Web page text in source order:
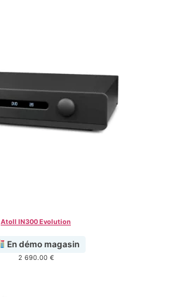
Atoll IN300 Evolution
En démo magasin
2 690.00 €